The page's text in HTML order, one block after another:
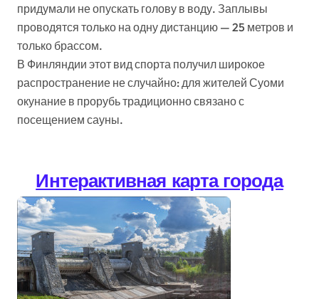
придумали не опускать голову в воду. Заплывы
проводятся только на одну дистанцию — 25 метров и
только брассом.
В Финляндии этот вид спорта получил широкое
распространение не случайно: для жителей Суоми
окунание в прорубь традиционно связано с
посещением сауны.
Интерактивная карта города